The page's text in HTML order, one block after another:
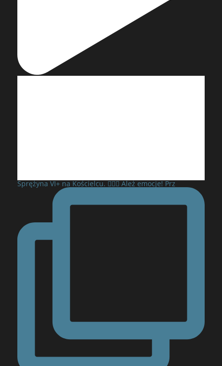
Sprężyna VI+ na Kościelcu. 🧗‍♂️⛰️ Ależ emocje! Prz